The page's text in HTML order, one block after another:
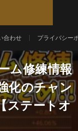
合わせ プライバシー
ム修練情報
化のチャン
ステートオ